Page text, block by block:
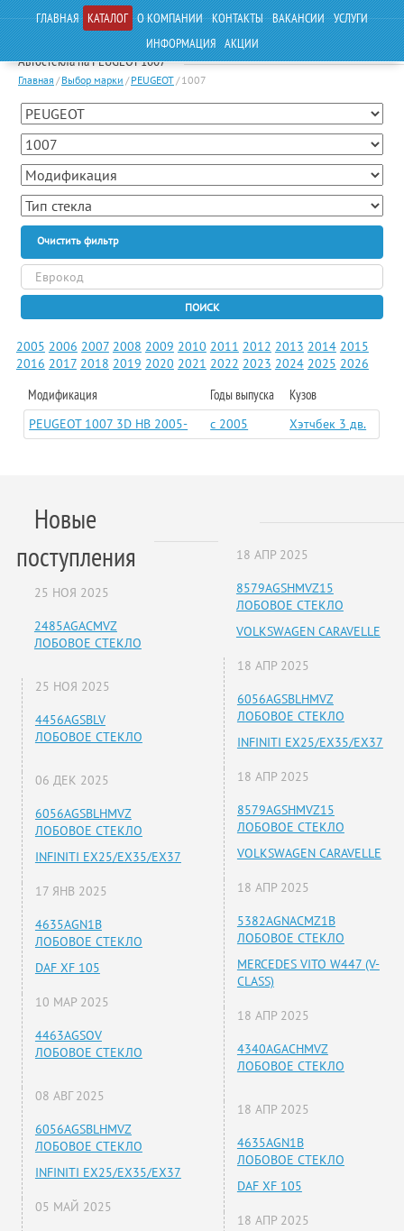
ГЛАВНАЯ КАТАЛОГ О КОМПАНИИ КОНТАКТЫ ВАКАНСИИ УСЛУГИ
ИНФОРМАЦИЯ АКЦИИ
Автостекла на PEUGEOT 1007
Главная / Выбор марки / PEUGEOT/ 1007
Очистить фильтр
ПОИСК
2005 2006 2007 2008 2009 2010 2011 2012 2013 2014 2015
2016 2017 2018 2019 2020 2021 2022 2023 2024 2025 2026
Модификация Годы выпуска Кузов
PEUGEOT 1007 3D HB 2005- c 2005 Хэтчбек 3 дв.
Новые
поступления
25 НОЯ 2025
2485AGACMVZ
ЛОБОВОЕ СТЕКЛО
25 НОЯ 2025
4456AGSBLV
ЛОБОВОЕ СТЕКЛО
06 ДЕК 2025
6056AGSBLHMVZ
ЛОБОВОЕ СТЕКЛО
INFINITI EX25/EX35/EX37
17 ЯНВ 2025
4635AGN1B
ЛОБОВОЕ СТЕКЛО
DAF XF 105
10 МАР 2025
4463AGSOV
ЛОБОВОЕ СТЕКЛО
08 АВГ 2025
6056AGSBLHMVZ
ЛОБОВОЕ СТЕКЛО
INFINITI EX25/EX35/EX37
05 МАЙ 2025
18 АПР 2025
8579AGSHMVZ15
ЛОБОВОЕ СТЕКЛО
VOLKSWAGEN CARAVELLE
18 АПР 2025
6056AGSBLHMVZ
ЛОБОВОЕ СТЕКЛО
INFINITI EX25/EX35/EX37
18 АПР 2025
8579AGSHMVZ15
ЛОБОВОЕ СТЕКЛО
VOLKSWAGEN CARAVELLE
18 АПР 2025
5382AGNACMZ1B
ЛОБОВОЕ СТЕКЛО
MERCEDES VITO W447 (V-
CLASS)
18 АПР 2025
4340AGACHMVZ
ЛОБОВОЕ СТЕКЛО
18 АПР 2025
4635AGN1B
ЛОБОВОЕ СТЕКЛО
DAF XF 105
18 АПР 2025